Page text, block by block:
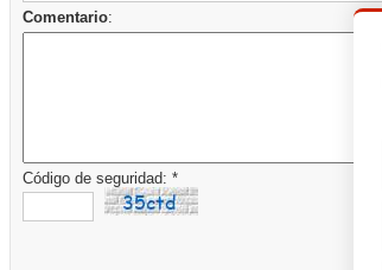
Comentario:
Código de seguridad: *